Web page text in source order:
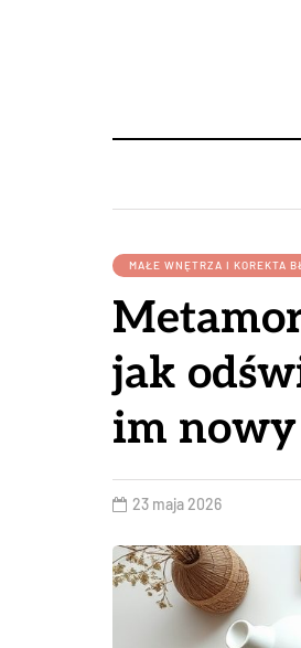
MAŁE WNĘTRZA I KOREKTA
jak
im
23 maja 2026